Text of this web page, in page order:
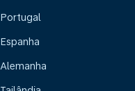
Portugal
Espanha
Alemanha